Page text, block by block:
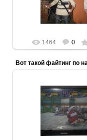
ezooculteric
1464 0
13.03.2012
ezooculteric